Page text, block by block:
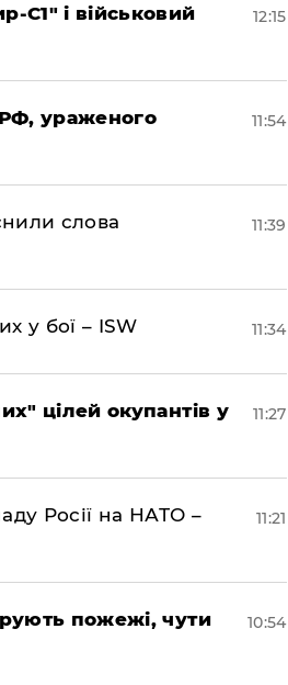
і військовий
12:15
ураженого
11:54
слова
11:39
у бої – ISW 11:34
цілей окупантів у
11:27
Росії на НАТО –
11:21
пожежі, чути
10:54